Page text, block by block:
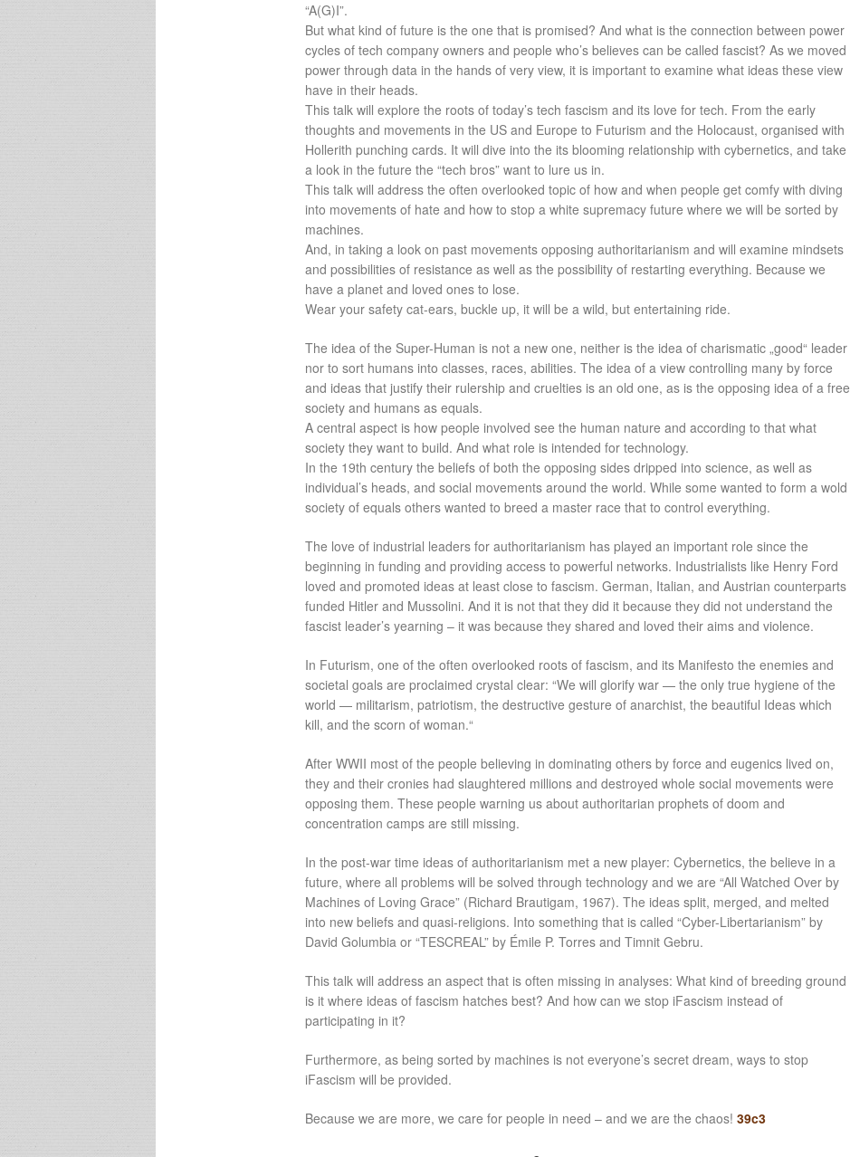
“A(G)I”.
But what kind of future is the one that is promised? And what is the connection between power
cycles of tech company owners and people who’s believes can be called fascist? As we moved
power through data in the hands of very view, it is important to examine what ideas these view
have in their heads.
This talk will explore the roots of today’s tech fascism and its love for tech. From the early
thoughts and movements in the US and Europe to Futurism and the Holocaust, organised with
Hollerith punching cards. It will dive into the its blooming relationship with cybernetics, and take
a look in the future the “tech bros” want to lure us in.
This talk will address the often overlooked topic of how and when people get comfy with diving
into movements of hate and how to stop a white supremacy future where we will be sorted by
machines.
And, in taking a look on past movements opposing authoritarianism and will examine mindsets
and possibilities of resistance as well as the possibility of restarting everything. Because we
have a planet and loved ones to lose.
Wear your safety cat-ears, buckle up, it will be a wild, but entertaining ride.
The idea of the Super-Human is not a new one, neither is the idea of charismatic „good“ leader
nor to sort humans into classes, races, abilities. The idea of a view controlling many by force
and ideas that justify their rulership and cruelties is an old one, as is the opposing idea of a free
society and humans as equals.
A central aspect is how people involved see the human nature and according to that what
society they want to build. And what role is intended for technology.
In the 19th century the beliefs of both the opposing sides dripped into science, as well as
individual’s heads, and social movements around the world. While some wanted to form a wold
society of equals others wanted to breed a master race that to control everything.
The love of industrial leaders for authoritarianism has played an important role since the
beginning in funding and providing access to powerful networks. Industrialists like Henry Ford
loved and promoted ideas at least close to fascism. German, Italian, and Austrian counterparts
funded Hitler and Mussolini. And it is not that they did it because they did not understand the
fascist leader’s yearning – it was because they shared and loved their aims and violence.
In Futurism, one of the often overlooked roots of fascism, and its Manifesto the enemies and
societal goals are proclaimed crystal clear: “We will glorify war — the only true hygiene of the
world — militarism, patriotism, the destructive gesture of anarchist, the beautiful Ideas which
kill, and the scorn of woman.“
After WWII most of the people believing in dominating others by force and eugenics lived on,
they and their cronies had slaughtered millions and destroyed whole social movements were
opposing them. These people warning us about authoritarian prophets of doom and
concentration camps are still missing.
In the post-war time ideas of authoritarianism met a new player: Cybernetics, the believe in a
future, where all problems will be solved through technology and we are “All Watched Over by
Machines of Loving Grace” (Richard Brautigam, 1967). The ideas split, merged, and melted
into new beliefs and quasi-religions. Into something that is called “Cyber-Libertarianism” by
David Golumbia or “TESCREAL” by Émile P. Torres and Timnit Gebru.
This talk will address an aspect that is often missing in analyses: What kind of breeding ground
is it where ideas of fascism hatches best? And how can we stop iFascism instead of
participating in it?
Furthermore, as being sorted by machines is not everyone’s secret dream, ways to stop
iFascism will be provided.
Because we are more, we care for people in need – and we are the chaos! 39c3